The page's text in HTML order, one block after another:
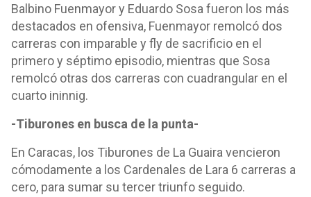
Balbino Fuenmayor y Eduardo Sosa fueron los más
destacados en ofensiva, Fuenmayor remolcó dos
carreras con imparable y fly de sacrificio en el
primero y séptimo episodio, mientras que Sosa
remolcó otras dos carreras con cuadrangular en el
cuarto ininnig.
-Tiburones en busca de la punta-
En Caracas, los Tiburones de La Guaira vencieron
cómodamente a los Cardenales de Lara 6 carreras a
cero, para sumar su tercer triunfo seguido.